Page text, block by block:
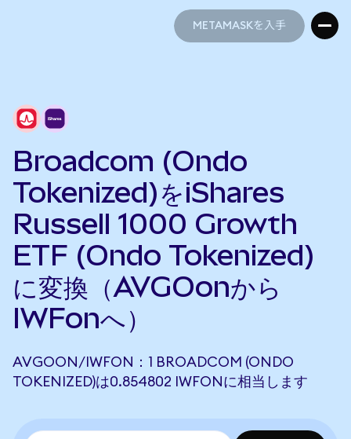
METAMASKを入手
Broadcom (Ondo
Tokenized)をiShares
Russell 1000 Growth
ETF (Ondo Tokenized)
に変換（AVGOonから
IWFonへ）
AVGOON/IWFON：1 BROADCOM (ONDO
TOKENIZED)は0.854802 IWFONに相当します